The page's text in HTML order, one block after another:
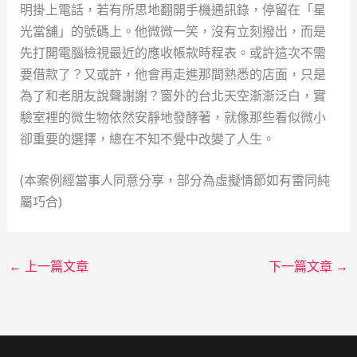
明掛上電話，若有所思地翻開手機通訊錄，停留在「星
光當舖」的號碼上。他微微一笑，沒有立刻撥出，而是
先打開電腦檢視最近的應收帳款時程表。或許這次不需
要借款了？又或許，他會再走進那間熟悉的店面，只是
為了和老朋友說聲謝謝？窗外的台北天空漸漸泛白，實
驗室裡的微生物依然安靜地發酵著，就像那些看似微小
卻重要的選擇，總在不知不覺中改變了人生。
(本案例經當事人同意分享，部分為虛擬情節如有雷同純
屬巧合)
← 上一篇文章 下一篇文章 →